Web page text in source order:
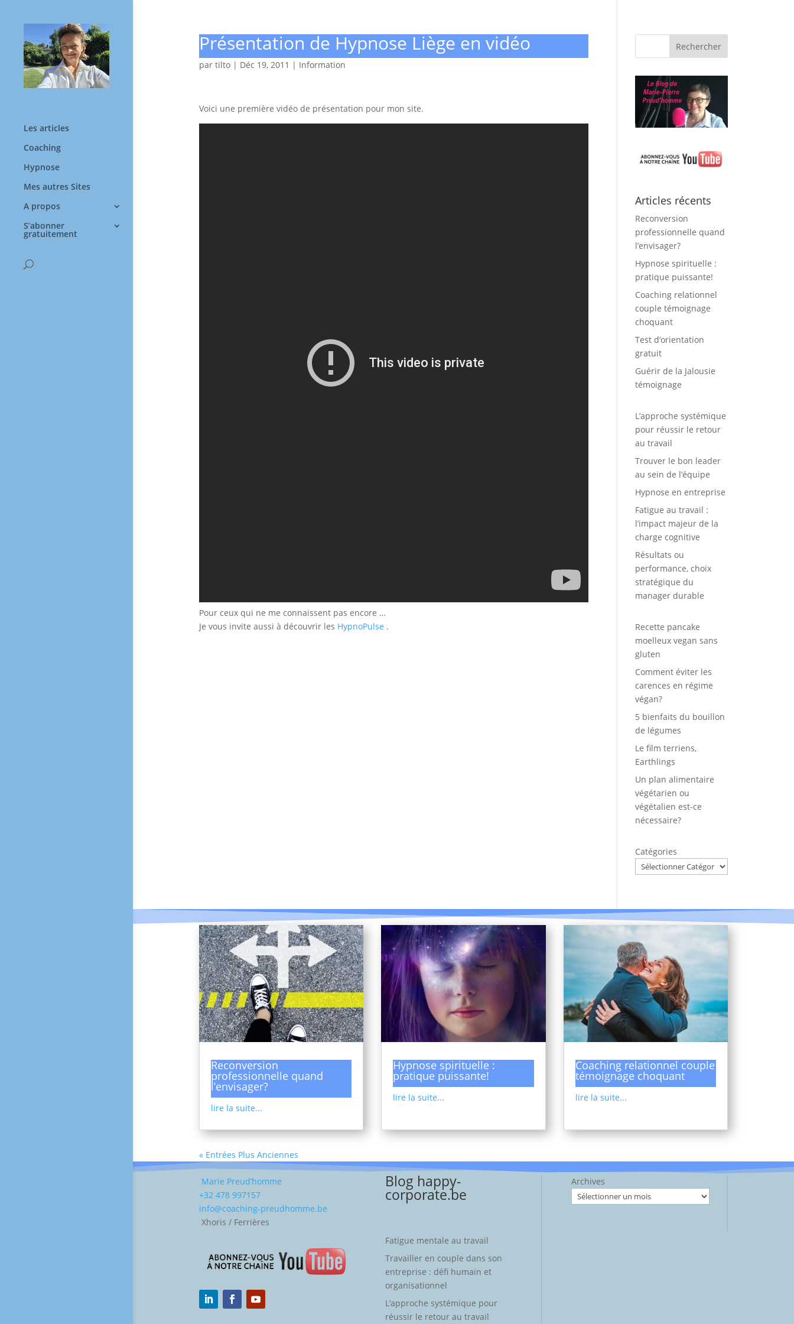
Les articles
Coaching
Hypnose
Mes autres Sites
A propos
S’abonner
gratuitement
Présentation de Hypnose Liège en vidéo
par tilto| Déc 19, 2011 | Information
Voici une première vidéo de présentation pour mon site.
Pour ceux qui ne me connaissent pas encore …
Je vous invite aussi à découvrir les HypnoPulse .
Articles récents
Reconversion
professionnelle quand
l’envisager?
Hypnose spirituelle :
pratique puissante!
Coaching relationnel
couple témoignage
choquant
Test d’orientation
gratuit
Guérir de la Jalousie
témoignage
L’approche systémique
pour réussir le retour
au travail
Trouver le bon leader
au sein de l’équipe
Hypnose en entreprise
Fatigue au travail :
l’impact majeur de la
charge cognitive
Résultats ou
performance, choix
stratégique du
manager durable
Recette pancake
moelleux vegan sans
gluten
Comment éviter les
carences en régime
végan?
5 bienfaits du bouillon
de légumes
Le film terriens,
Earthlings
Un plan alimentaire
végétarien ou
végétalien est-ce
nécessaire?
Catégories
Reconversion
professionnelle quand
l’envisager?
lire la suite...
Hypnose spirituelle :
pratique puissante!
lire la suite...
Coaching relationnel couple
témoignage choquant
lire la suite...
« Entrées Plus Anciennes
Marie Preud’homme
+32 478 997157
info@coaching-preudhomme.be
Xhoris / Ferrières
Blog happy-
corporate.be
Fatigue mentale au travail
Travailler en couple dans son
entreprise : défi humain et
organisationnel
L’approche systémique pour
réussir le retour au travail
Archives